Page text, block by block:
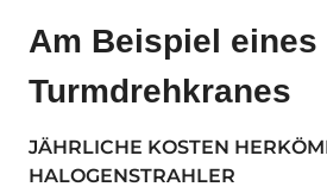
Am Beispiel eines
Turmdrehkranes
JÄHRLICHE KOSTEN
HALOGENSTRAHLER